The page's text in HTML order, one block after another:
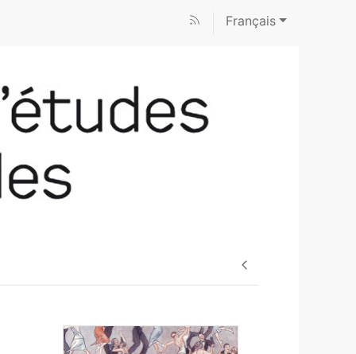
Français